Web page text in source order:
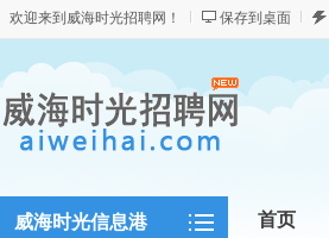
欢迎来到威海时光招聘网！ 保存到桌面
威海时光信息港 首页